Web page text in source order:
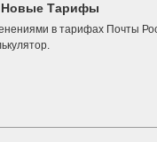
Новые Тарифы
в тарифах Почты